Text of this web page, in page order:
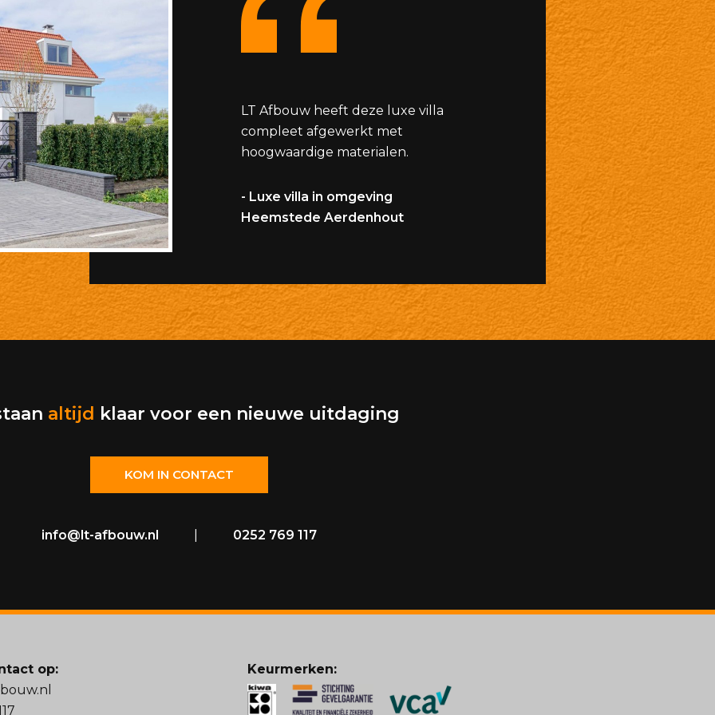
LT Afbouw heeft deze luxe villa
compleet afgewerkt met
hoogwaardige materialen.
- Luxe villa in omgeving
Heemstede Aerdenhout
altijd klaar voor een nieuwe uitdaging
KOM IN CONTACT
info@lt-afbouw.nl 0252 769 117
op:
Keurmerken: